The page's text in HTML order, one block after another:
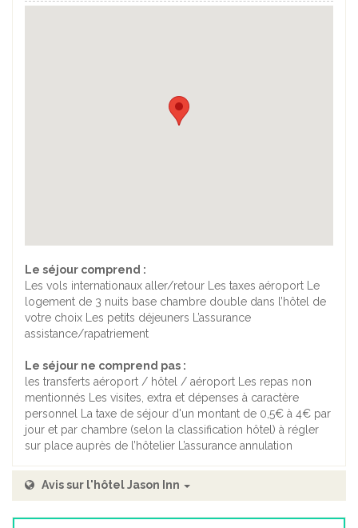
Le séjour comprend :
Les vols internationaux aller/retour Les taxes aéroport Le
logement de 3 nuits base chambre double dans l’hôtel de
votre choix Les petits déjeuners L’assurance
assistance/rapatriement
Le séjour ne comprend pas :
les transferts aéroport / hôtel / aéroport Les repas non
mentionnés Les visites, extra et dépenses à caractère
personnel La taxe de séjour d'un montant de 0,5€ à 4€ par
jour et par chambre (selon la classification hôtel) à régler
sur place auprès de l’hôtelier L’assurance annulation
Avis sur l'hôtel Jason Inn